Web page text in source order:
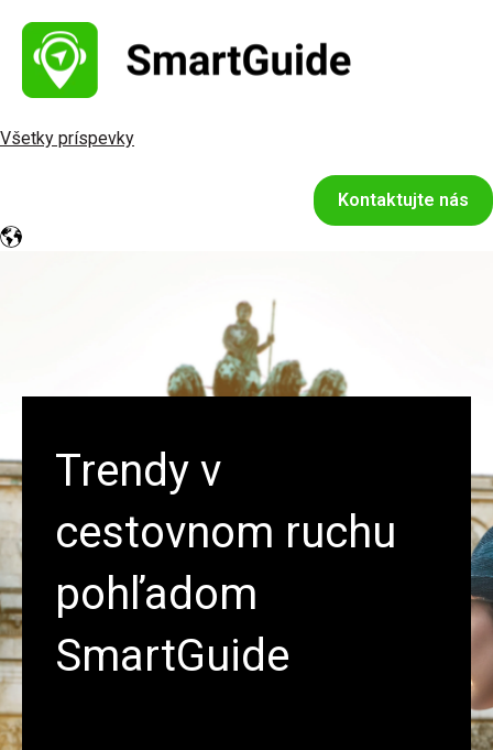
Všetky príspevky
Kontaktujte nás
Trendy v
cestovnom ruchu
pohľadom
SmartGuide